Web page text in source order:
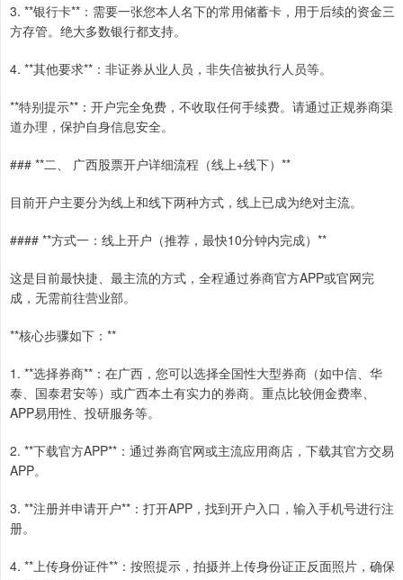
3. **银行卡**：需要一张您本人名下的常用储蓄卡，用于后续的资金三
方存管。绝大多数银行都支持。
4. **其他要求**：非证券从业人员，非失信被执行人员等。
**特别提示**：开户完全免费，不收取任何手续费。请通过正规券商渠
道办理，保护自身信息安全。
### **二、 广西股票开户详细流程（线上+线下）**
目前开户主要分为线上和线下两种方式，线上已成为绝对主流。
#### **方式一：线上开户（推荐，最快10分钟内完成）**
这是目前最快捷、最主流的方式，全程通过券商官方APP或官网完
成，无需前往营业部。
**核心步骤如下：**
1. **选择券商**：在广西，您可以选择全国性大型券商（如中信、华
泰、国泰君安等）或广西本土有实力的券商。重点比较佣金费率、
APP易用性、投研服务等。
2. **下载官方APP**：通过券商官网或主流应用商店，下载其官方交易
APP。
3. **注册并申请开户**：打开APP，找到开户入口，输入手机号进行注
册。
4. **上传身份证件**：按照提示，拍摄并上传身份证正反面照片，确保